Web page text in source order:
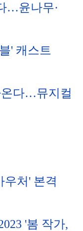
…윤나무·
' 캐스트
온다…뮤지컬
우처' 본격
'봄 작가,